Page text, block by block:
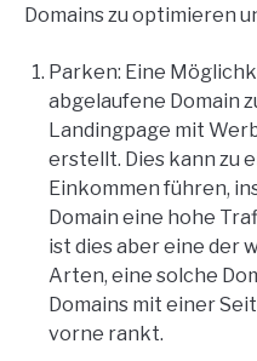
Domains zu optimieren
Parken: Eine
abgelaufene Domain
Landingpage mit
erstellt. Dies kann zu
Einkommen führen,
Domain eine hohe
ist dies aber eine der
Arten, eine solche
Domains mit einer
vorne rankt.